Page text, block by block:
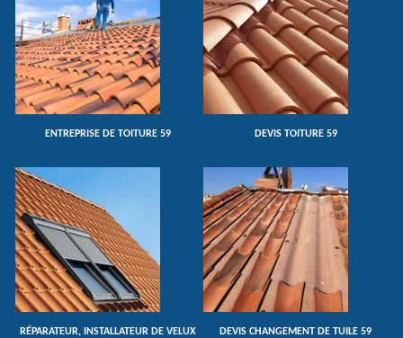
ENTREPRISE DE TOITURE 59 DEVIS TOITURE 59
RÉPARATEUR, INSTALLATEUR DE VELUX
DEVIS CHANGEMENT DE TUILE 59